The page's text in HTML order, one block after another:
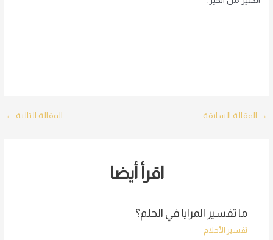
Post
→ المقالة السابقة المقالة التالية ←
اقرأ أيضا
ما تفسير المرايا في الحلم؟
تفسير الأحلام